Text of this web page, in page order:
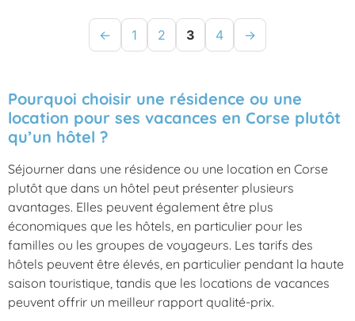
← 1 2 3 4 →
Pourquoi choisir une résidence ou une
location pour ses vacances en Corse plutôt
qu’un hôtel ?
Séjourner dans une résidence ou une location en Corse
plutôt que dans un hôtel peut présenter plusieurs
avantages. Elles peuvent également être plus
économiques que les hôtels, en particulier pour les
familles ou les groupes de voyageurs. Les tarifs des
hôtels peuvent être élevés, en particulier pendant la haute
saison touristique, tandis que les locations de vacances
peuvent offrir un meilleur rapport qualité-prix.